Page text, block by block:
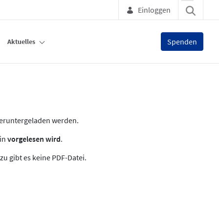
Einloggen
Aktuelles Spenden
werden.
vorgelesen wird.
gibt es keine PDF-Datei.